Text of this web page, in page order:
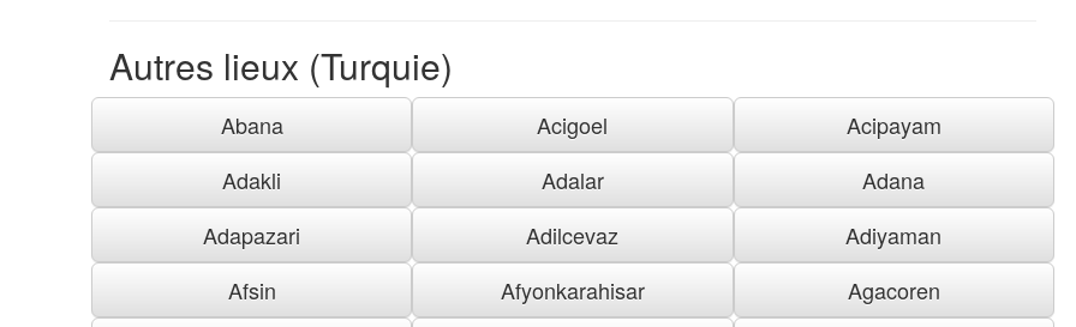
Autres lieux (Turquie)
Abana Acigoel
Acipayam
Adakli
Adalar
Adana
Adapazari
Adilcevaz
Adiyaman
Afsin
Afyonkarahisar
Agacoren